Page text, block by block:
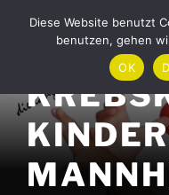
Inhalt
KINDER
Diese Website benutzt
benutzen, gehen
OK